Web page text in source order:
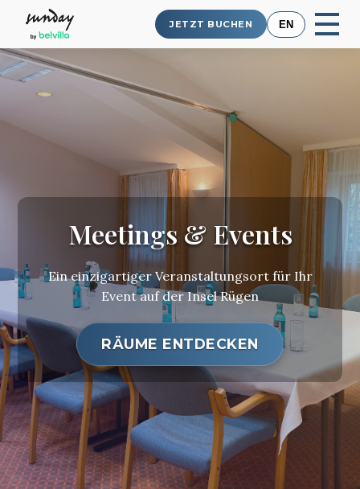
JETZT BUCHEN EN
Meetings & Events
Ein einzigartiger Veranstaltungsort für Ihr
Event auf der Insel Rügen
RÄUME ENTDECKEN